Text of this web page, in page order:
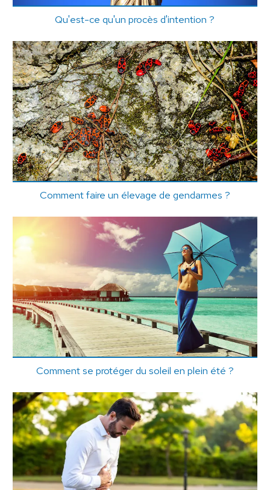
Qu'est-ce qu'un procès d'intention ?
Comment faire un élevage de gendarmes ?
Comment se protéger du soleil en plein été ?